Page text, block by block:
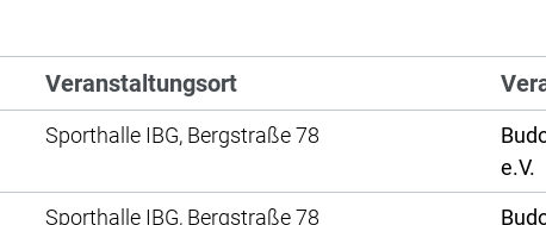
Veranstaltungsort
Sporthalle IBG, Bergstraße 78
e.V.
Sporthalle IBG, Bergstraße 78